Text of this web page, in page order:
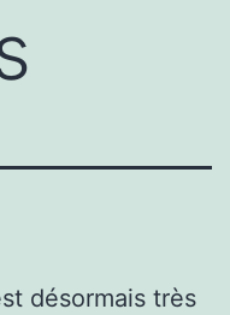
désormais très